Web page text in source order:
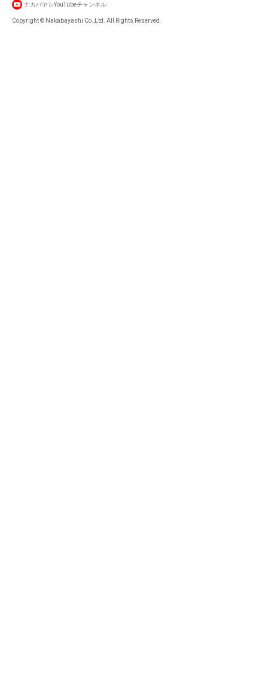
ナカバヤシYouTubeチャンネル
Copyright © Nakabayashi Co.,Ltd. All Rights Reserved.